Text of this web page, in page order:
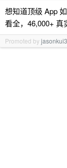
想知道顶级 App
看全，46,000+ 真
Promoted by